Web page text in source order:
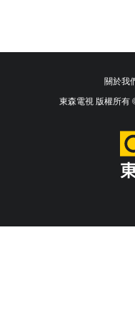
關於我
東森電視 版權所有